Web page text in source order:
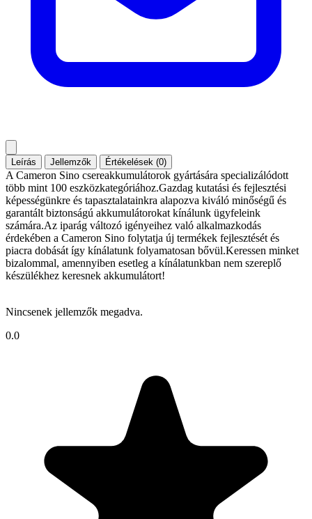
Leírás Jellemzők Értékelések (0)
A Cameron Sino csereakkumulátorok gyártására specializálódott
több mint 100 eszközkategóriához.Gazdag kutatási és fejlesztési
képességünkre és tapasztalatainkra alapozva kiváló minőségű és
garantált biztonságú akkumulátorokat kínálunk ügyfeleink
számára.Az iparág változó igényeihez való alkalmazkodás
érdekében a Cameron Sino folytatja új termékek fejlesztését és
piacra dobását így kínálatunk folyamatosan bővül.Keressen minket
bizalommal, amennyiben esetleg a kínálatunkban nem szereplő
készülékhez keresnek akkumulátort!
Nincsenek jellemzők megadva.
0.0